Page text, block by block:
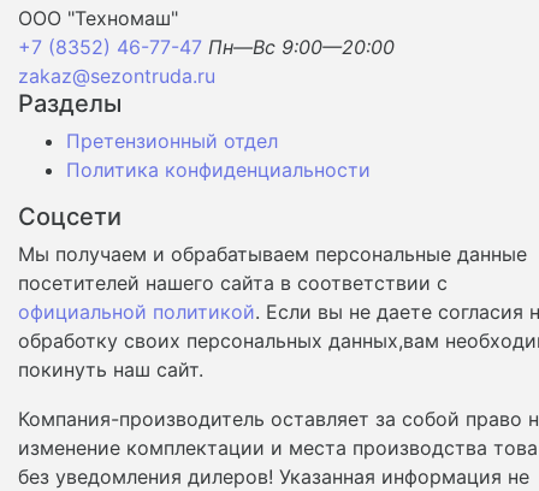
ООО "Техномаш"
+7 (8352) 46-77-47 Пн—Вс 9:00—20:00
zakaz@sezontruda.ru
Разделы
Претензионный отдел
Политика конфиденциальности
Соцсети
Мы получаем и обрабатываем персональные данные
посетителей нашего сайта в соответствии с
официальной политикой. Если вы не даете согласия
обработку своих персональных данных,вам
покинуть наш сайт.
Компания-производитель оставляет за собой право
изменение комплектации и места производства
без уведомления дилеров! Указанная информация не